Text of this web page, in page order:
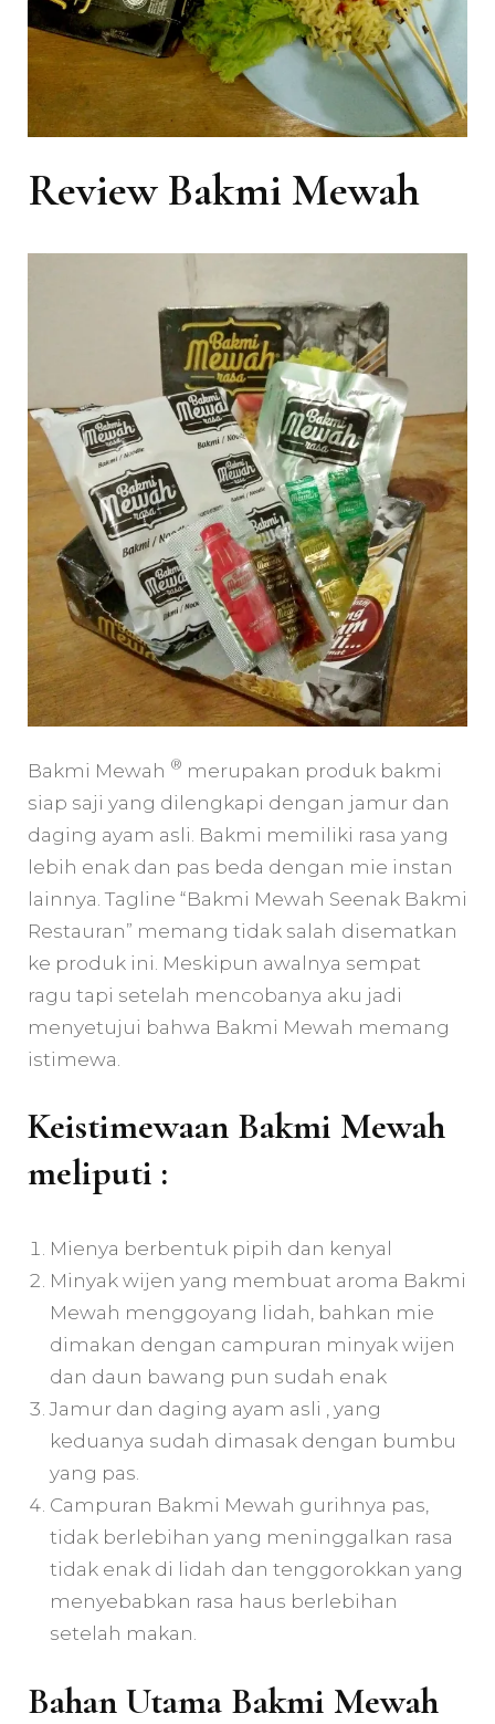
Review Bakmi Mewah
Bakmi Mewah ® merupakan produk bakmi
siap saji yang dilengkapi dengan jamur dan
daging ayam asli. Bakmi memiliki rasa yang
lebih enak dan pas beda dengan mie instan
lainnya. Tagline “Bakmi Mewah Seenak Bakmi
Restauran” memang tidak salah disematkan
ke produk ini. Meskipun awalnya sempat
ragu tapi setelah mencobanya aku jadi
menyetujui bahwa Bakmi Mewah memang
istimewa.
Keistimewaan Bakmi Mewah
meliputi :
Mienya berbentuk pipih dan kenyal
Minyak wijen yang membuat aroma Bakmi
Mewah menggoyang lidah, bahkan mie
dimakan dengan campuran minyak wijen
dan daun bawang pun sudah enak
Jamur dan daging ayam asli , yang
keduanya sudah dimasak dengan bumbu
yang pas.
Campuran Bakmi Mewah gurihnya pas,
tidak berlebihan yang meninggalkan rasa
tidak enak di lidah dan tenggorokkan yang
menyebabkan rasa haus berlebihan
setelah makan.
Bahan Utama Bakmi Mewah